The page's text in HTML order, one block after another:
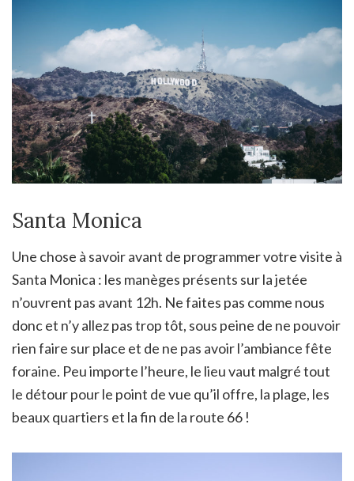
Santa Monica
Une chose à savoir avant de programmer votre visite à
Santa Monica : les manèges présents sur la jetée
n’ouvrent pas avant 12h. Ne faites pas comme nous
donc et n’y allez pas trop tôt, sous peine de ne pouvoir
rien faire sur place et de ne pas avoir l’ambiance fête
foraine. Peu importe l’heure, le lieu vaut malgré tout
le détour pour le point de vue qu’il offre, la plage, les
beaux quartiers et la fin de la route 66 !